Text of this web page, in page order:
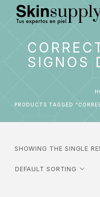
SIGNOS
PRODUCTS TAGGED
SHOWING THE SINGLE